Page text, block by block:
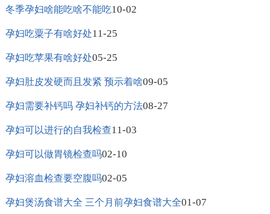
冬季孕妇啥能吃啥不能吃10-02
孕妇吃粟子有啥好处11-25
孕妇吃苹果有啥好处05-25
孕妇肚皮发硬而且发紧 预示着啥09-05
孕妇需要补钙吗 孕妇补钙的方法08-27
孕妇可以进行的自我检查11-03
孕妇可以做胃镜检查吗02-10
孕妇溶血检查要空腹吗02-05
孕妇煲汤食谱大全 三个月前孕妇食谱大全01-07